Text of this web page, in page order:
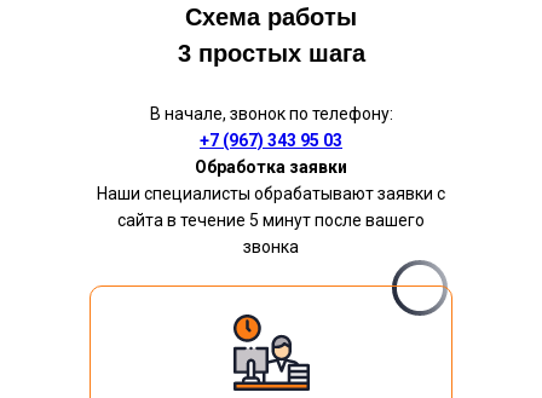
Схема работы
3 простых шага
В начале, звонок по телефону:
+7 (967) 343 95 03
Обработка заявки
Наши специалисты обрабатывают заявки с
сайта в течение 5 минут после вашего
звонка